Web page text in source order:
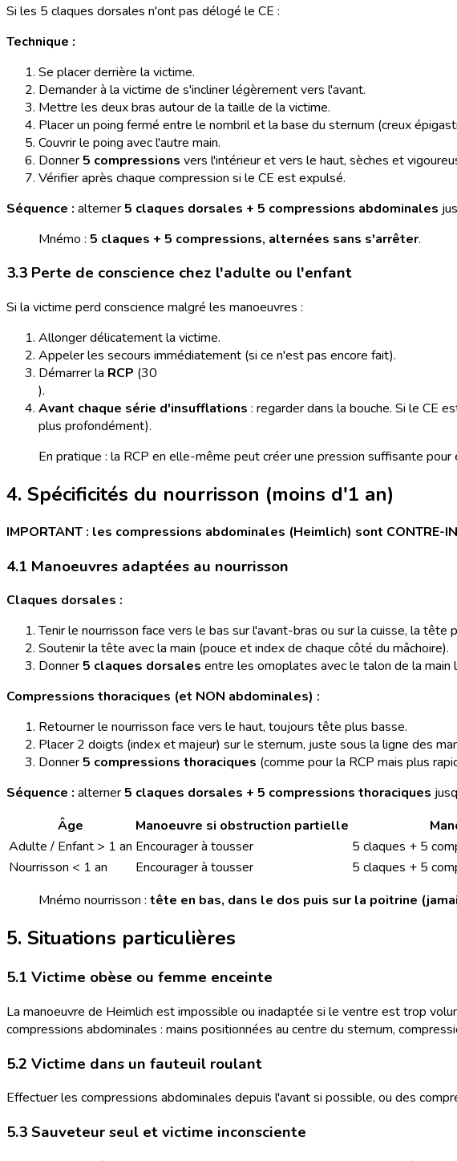
Si les 5 claques dorsales n'ont pas délogé le CE :
Technique :
Se placer derrière la victime.
Demander à la victime de s'incliner légèrement vers l'avant.
Mettre les deux bras autour de la taille de la victime.
Placer un poing fermé entre le nombril et la base du sternum (creux
Couvrir le poing avec l'autre main.
Donner 5 compressions vers l'intérieur et vers le haut, sèches et
Vérifier après chaque compression si le CE est expulsé.
Séquence : alterner 5 claques dorsales + 5 compressions abdominales
Mnémo : 5 claques + 5 compressions, alternées sans s'arrêter.
3.3 Perte de conscience chez l'adulte ou l'enfant
Si la victime perd conscience malgré les manoeuvres :
Allonger délicatement la victime.
Appeler les secours immédiatement (si ce n'est pas encore fait).
Démarrer la RCP (30
).
Avant chaque série d'insufflations : regarder dans la bouche. Si le CE
plus profondément).
En pratique : la RCP en elle-même peut créer une pression suffisante
4. Spécificités du nourrisson (moins d'1 an)
IMPORTANT : les compressions abdominales (Heimlich) sont CONTRE-
4.1 Manoeuvres adaptées au nourrisson
Claques dorsales :
Tenir le nourrisson face vers le bas sur l'avant-bras ou sur la cuisse, la
Soutenir la tête avec la main (pouce et index de chaque côté du mâchoire).
Donner 5 claques dorsales entre les omoplates avec le talon de la main
Compressions thoraciques (et NON abdominales) :
Retourner le nourrisson face vers le haut, toujours tête plus basse.
Placer 2 doigts (index et majeur) sur le sternum, juste sous la ligne des
Donner 5 compressions thoraciques (comme pour la RCP mais plus
Séquence : alterner 5 claques dorsales + 5 compressions thoraciques
Âge
Manoeuvre si obstruction partielle
Adulte / Enfant > 1 an Encourager à tousser
5 claques + 5
Nourrisson < 1 an
Encourager à tousser 5 claques + 5
Mnémo nourrisson : tête en bas, dans le dos puis sur la poitrine
5. Situations particulières
5.1 Victime obèse ou femme enceinte
La manoeuvre de Heimlich est impossible ou inadaptée si le ventre est trop
compressions abdominales : mains positionnées au centre du sternum,
5.2 Victime dans un fauteuil roulant
Effectuer les compressions abdominales depuis l'avant si possible, ou des
5.3 Sauveteur seul et victime inconsciente